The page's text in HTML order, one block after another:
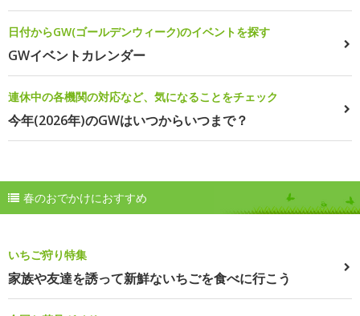
日付からGW(ゴールデンウィーク)のイベントを探す
GWイベントカレンダー
連休中の各機関の対応など、気になることをチェック
今年(2026年)のGWはいつからいつまで？
春のおでかけにおすすめ
いちご狩り特集
家族や友達を誘って新鮮ないちごを食べに行こう